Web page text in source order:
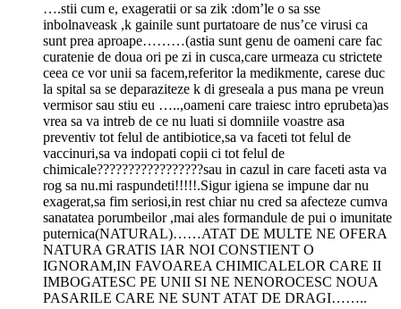
….stii cum e, exageratii or sa zik :dom’le o sa sse
inbolnaveask ,k gainile sunt purtatoare de nus’ce virusi ca
sunt prea aproape………(astia sunt genu de oameni care fac
curatenie de doua ori pe zi in cusca,care urmeaza cu strictete
ceea ce vor unii sa facem,referitor la medikmente, carese duc
la spital sa se deparaziteze k di greseala a pus mana pe vreun
vermisor sau stiu eu …..,oameni care traiesc intro eprubeta)as
vrea sa va intreb de ce nu luati si domniile voastre asa
preventiv tot felul de antibiotice,sa va faceti tot felul de
vaccinuri,sa va indopati copii ci tot felul de
chimicale?????????????????sau in cazul in care faceti asta va
rog sa nu.mi raspundeti!!!!!.Sigur igiena se impune dar nu
exagerat,sa fim seriosi,in rest chiar nu cred sa afecteze cumva
sanatatea porumbeilor ,mai ales formandule de pui o imunitate
puternica(NATURAL)……ATAT DE MULTE NE OFERA
NATURA GRATIS IAR NOI CONSTIENT O
IGNORAM,IN FAVOAREA CHIMICALELOR CARE II
IMBOGATESC PE UNII SI NE NENOROCESC NOUA
PASARILE CARE NE SUNT ATAT DE DRAGI……..